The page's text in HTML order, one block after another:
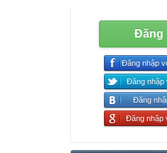
Đăng
Đăng nhập
Đăng nhập
Đăng
Đăng nhập